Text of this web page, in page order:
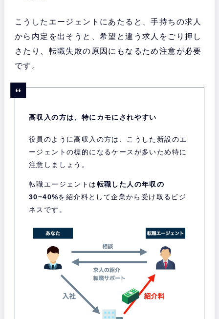
こうしたエージェントにあたると、手持ちの求人
から内定を出そうと、希望と違う求人をごり押し
さたり、転職失敗の原因にもなるため注意が必要
です。
高収入の方は、特にカモにされやすい
役員のように高収入の方は、こうした新設のエ
ージェントの標的になるケースが多いため特に
注意しましょう。
転職エージェントは転職した人の年収の
30~40%を紹介料として企業から受け取るビジ
ネスです。